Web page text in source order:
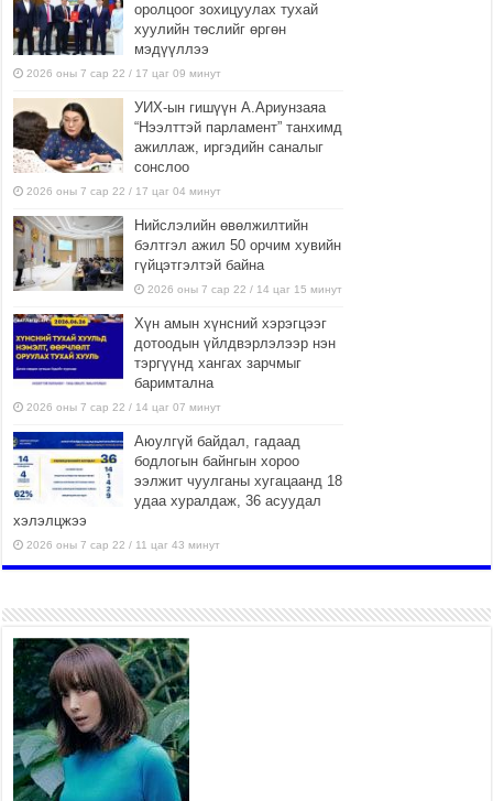
оролцоог зохицуулах тухай
хуулийн төслийг өргөн
мэдүүллээ
2026 оны 7 сар 22 / 17 цаг 09 минут
УИХ-ын гишүүн А.Ариунзаяа
“Нээлттэй парламент” танхимд
ажиллаж, иргэдийн саналыг
сонслоо
2026 оны 7 сар 22 / 17 цаг 04 минут
Нийслэлийн өвөлжилтийн
бэлтгэл ажил 50 орчим хувийн
гүйцэтгэлтэй байна
2026 оны 7 сар 22 / 14 цаг 15 минут
Хүн амын хүнсний хэрэгцээг
дотоодын үйлдвэрлэлээр нэн
тэргүүнд хангах зарчмыг
баримтална
2026 оны 7 сар 22 / 14 цаг 07 минут
Аюулгүй байдал, гадаад
бодлогын байнгын хороо
ээлжит чуулганы хугацаанд 18
удаа хуралдаж, 36 асуудал
хэлэлцжээ
2026 оны 7 сар 22 / 11 цаг 43 минут
боломжтой-Хүүхэд хөгжүүлэх
төв” байгуулах төсөлд төр,
хувийн хэвшлийн түншлэлийн хүрээнд хамтран
ажиллахыг урьж байна
2026 оны 7 сар 22 / 9 цаг 28 минут
Б.Пүрэвдагва: “Урт цагаан”-ыг
залуучууд чөлөөт цагаа
өнгөрүүлдэг, жуулчид зорьж
ирдэг цэг болгоно